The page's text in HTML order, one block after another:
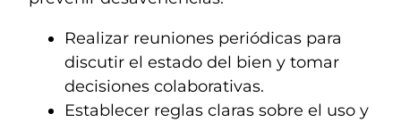
Realizar reuniones periódicas para
discutir el estado del bien y tomar
decisiones colaborativas.
Establecer reglas claras sobre el uso y